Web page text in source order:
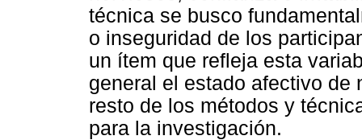
técnica se busco
o inseguridad de los
un ítem que refleja esta
general el estado afectivo de
resto de los métodos y
para la investigación.